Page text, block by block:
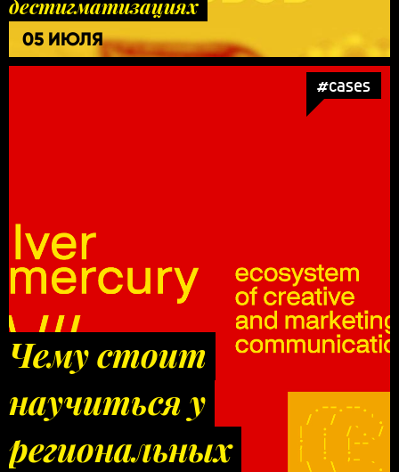
дестигматизациях
05 ИЮЛЯ
#cases
Чему стоит
научиться у
региональных